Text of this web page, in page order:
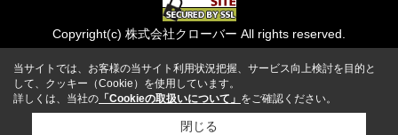
Copyright(c) 株式会社クローバー All rights reserved.
当サイトでは、お客様の当サイト利用状況把握、サービス向上検討を目的と
して、クッキー（Cookie）を使用しています。
詳しくは、当社の 「Cookieの取扱いについて」 をご確認ください。
閉じる